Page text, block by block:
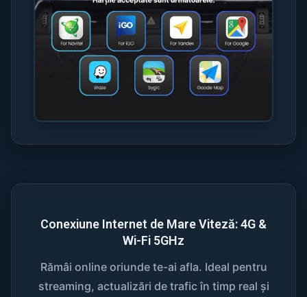
Conexiune Internet de Mare Viteză: 4G &
Wi-Fi 5GHz
Rămâi online oriunde te-ai afla. Ideal pentru
streaming, actualizări de trafic în timp real și